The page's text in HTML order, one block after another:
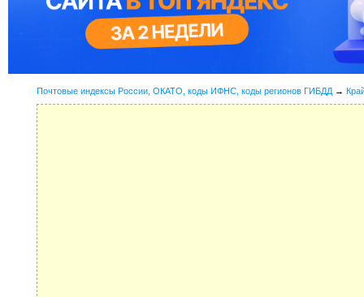
Почтовые индексы России, ОКАТО, коды ИФНС, коды регионов ГИБДД →